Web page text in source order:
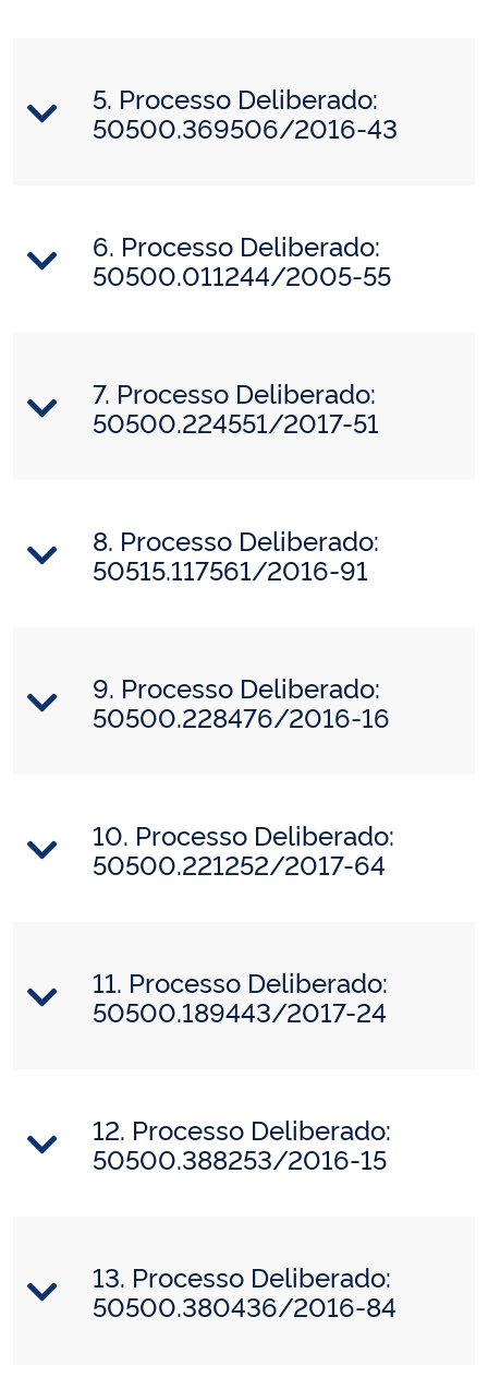
5. Processo Deliberado:
50500.369506/2016-43
6. Processo Deliberado:
50500.011244/2005-55
7. Processo Deliberado:
50500.224551/2017-51
8. Processo Deliberado:
50515.117561/2016-91
9. Processo Deliberado:
50500.228476/2016-16
10. Processo Deliberado:
50500.221252/2017-64
11. Processo Deliberado:
50500.189443/2017-24
12. Processo Deliberado:
50500.388253/2016-15
13. Processo Deliberado:
50500.380436/2016-84